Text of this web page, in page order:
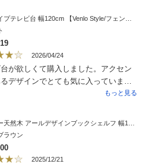
2026/04/24
が欲しくて購入しました。アクセン
るデザインでとても気に入っていま
にはないデザインで被らないと思いま
ました。収納力もあり、とても満足
もっと見る
ラウン
2025/12/21